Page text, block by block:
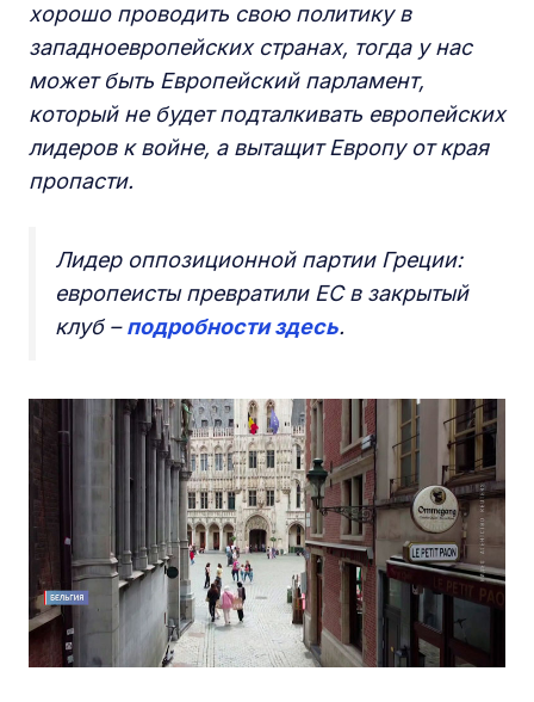
хорошо проводить свою политику в
западноевропейских странах, тогда у нас
может быть Европейский парламент,
который не будет подталкивать европейских
лидеров к войне, а вытащит Европу от края
пропасти.
Лидер оппозиционной партии Греции:
европеисты превратили ЕС в закрытый
клуб –подробности здесь.